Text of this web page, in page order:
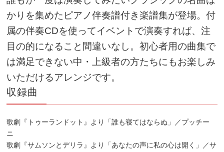
かりを集めたピアノ伴奏譜付き楽譜集が登場。付
属の伴奏CDを使ってイベントで演奏すれば、注
目の的になること間違いなし。初心者用の曲集で
は満足できない中・上級者の方たちにもお楽しみ
いただけるアレンジです。
収録曲
歌劇『トゥーランドット』より「誰も寝てはならぬ」／プッチー
ニ
歌劇『サムソンとデリラ』より「あなたの声に私の心は開く」／サ